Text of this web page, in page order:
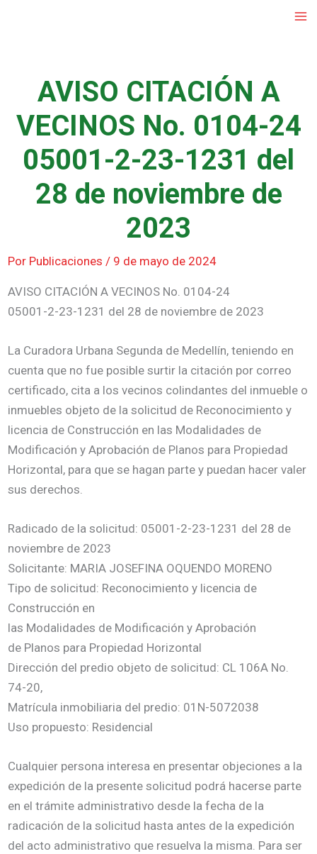
AVISO CITACIÓN A
VECINOS No. 0104-24
05001-2-23-1231 del
28 de noviembre de
2023
Por Publicaciones / 9 de mayo de 2024
AVISO CITACIÓN A VECINOS No. 0104-24
05001-2-23-1231 del 28 de noviembre de 2023
La Curadora Urbana Segunda de Medellín, teniendo en
cuenta que no fue posible surtir la citación por correo
certificado, cita a los vecinos colindantes del inmueble o
inmuebles objeto de la solicitud de Reconocimiento y
licencia de Construcción en las Modalidades de
Modificación y Aprobación de Planos para Propiedad
Horizontal, para que se hagan parte y puedan hacer valer
sus derechos.
Radicado de la solicitud: 05001-2-23-1231 del 28 de
noviembre de 2023
Solicitante: MARIA JOSEFINA OQUENDO MORENO
Tipo de solicitud: Reconocimiento y licencia de
Construcción en
las Modalidades de Modificación y Aprobación
de Planos para Propiedad Horizontal
Dirección del predio objeto de solicitud: CL 106A No.
74-20,
Matrícula inmobiliaria del predio: 01N-5072038
Uso propuesto: Residencial
Cualquier persona interesa en presentar objeciones a la
expedición de la presente solicitud podrá hacerse parte
en el trámite administrativo desde la fecha de la
radicación de la solicitud hasta antes de la expedición
del acto administrativo que resuelva la misma. Para ser